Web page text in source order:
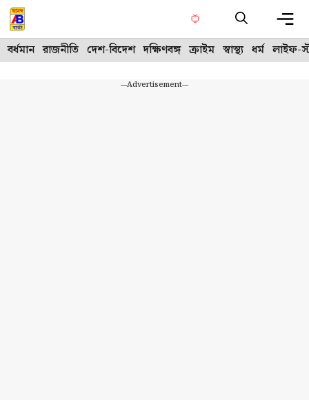
Skip
to
content
বর্ধমান রাজনীতি দেশ-বিদেশ দক্ষিণবঙ্গ ক্রাইম স্বাস্থ্য ধর্ম লাইফ-
---Advertisement---